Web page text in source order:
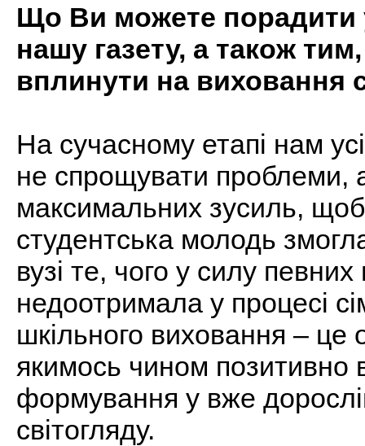
Що Ви можете порадити
нашу газету, а також
вплинути на виховання
На сучасному етапі нам
не спрощувати проблеми,
максимальних зусиль,
студентська молодь
вузі те, чого у силу
недоотримала у процесі
шкільного виховання – це
якимось чином позитивно
формування у вже
світогляду.